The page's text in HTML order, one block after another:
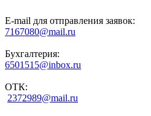
E-mail для отправления заявок:
7167080@mail.ru
Бухгалтерия:
6501515@inbox.ru
ОТК:
2372989@mail.ru